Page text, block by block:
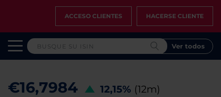
ACCESO CLIENTES HACERSE CLIENTE
Ver todos
€16,7984 12,15% (12m)